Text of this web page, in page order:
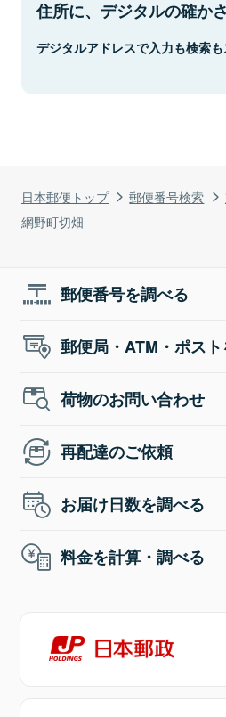
日本郵便トップ 郵便番号検索
網野町切畑
住所に、デジタルの確かさ
デジタルアドレスで入力も検索も
郵便番号を調べる
郵便局・ATM・ポス
荷物のお問い合わせ
再配達のご依頼
お届け日数を調べる
料金を計算・調べる